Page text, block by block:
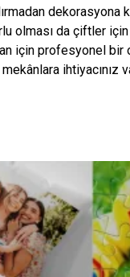
dekorasyona
olması da çiftler
için profesyonel bir
ihtiyacınız